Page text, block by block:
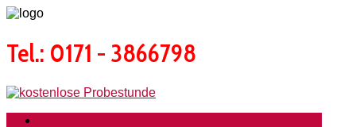
Tel.: 0171 - 3866798